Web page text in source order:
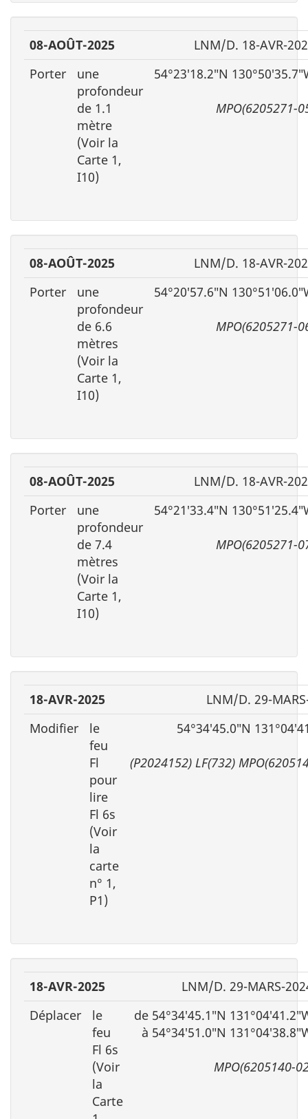
08-AOÛT-2025
LNM/D. 18-AVR-
Porter
une
profondeur
de 1.1
mètre
(Voir la
Carte 1,
I10)
54°23′18.2″N
MPO(6205271-
08-AOÛT-2025
LNM/D. 18-AVR-
Porter
une
profondeur
de 6.6
mètres
(Voir la
Carte 1,
I10)
54°20′57.6″N
MPO(6205271-
08-AOÛT-2025
LNM/D. 18-AVR-
Porter
une
profondeur
de 7.4
mètres
(Voir la
Carte 1,
I10)
54°21′33.4″N
MPO(6205271-
18-AVR-2025
LNM/D. 29-
Modifier
le
feu
Fl
pour
lire
Fl 6s
(Voir
la
carte
n° 1,
P1)
54°34′45.0″N
(P2024152) LF(732)
18-AVR-2025
LNM/D. 29-MARS-
Déplacer
le
feu
Fl 6s
(Voir
la
Carte
de 54°34′45.1″N
à 54°34′51.0″N
MPO(6205140-